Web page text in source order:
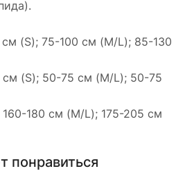
(S); 75-100 см (M/L); 85-130
(S); 50-75 см (M/L); 50-75
180 см (M/L); 175-205 см
понравиться